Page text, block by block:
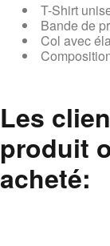
T-Shirt
Bande de
Col avec
Les
produit
acheté: